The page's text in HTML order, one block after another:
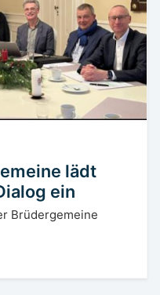
lädt
ein
Brüdergemeine